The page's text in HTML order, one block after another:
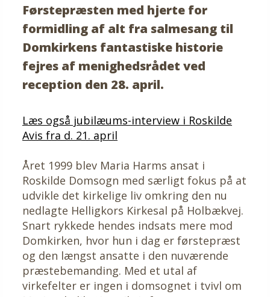
Førstepræsten med hjerte for
formidling af alt fra salmesang til
Domkirkens fantastiske historie
fejres af menighedsrådet ved
reception den 28. april.
Læs også jubilæums-interview i Roskilde
Avis fra d. 21. april
Året 1999 blev Maria Harms ansat i
Roskilde Domsogn med særligt fokus på at
udvikle det kirkelige liv omkring den nu
nedlagte Helligkors Kirkesal på Holbækvej.
Snart rykkede hendes indsats mere mod
Domkirken, hvor hun i dag er førstepræst
og den længst ansatte i den nuværende
præstebemanding. Med et utal af
virkefelter er ingen i domsognet i tvivl om